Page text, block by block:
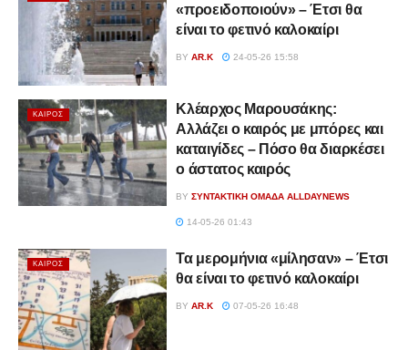
«προειδοποιούν» – Έτσι θα
είναι το φετινό καλοκαίρι
BY AR.K 24-05-26 15:58
ΚΑΙΡΌΣ
Κλέαρχος Μαρουσάκης:
Αλλάζει ο καιρός με μπόρες και
καταιγίδες – Πόσο θα διαρκέσει
ο άστατος καιρός
BY ΣΥΝΤΑΚΤΙΚΉ ΟΜΆΔΑ ALLDAYNEWS
14-05-26 01:43
ΚΑΙΡΌΣ
Τα μερομήνια «μίλησαν» – Έτσι
θα είναι το φετινό καλοκαίρι
BY AR.K 07-05-26 16:48